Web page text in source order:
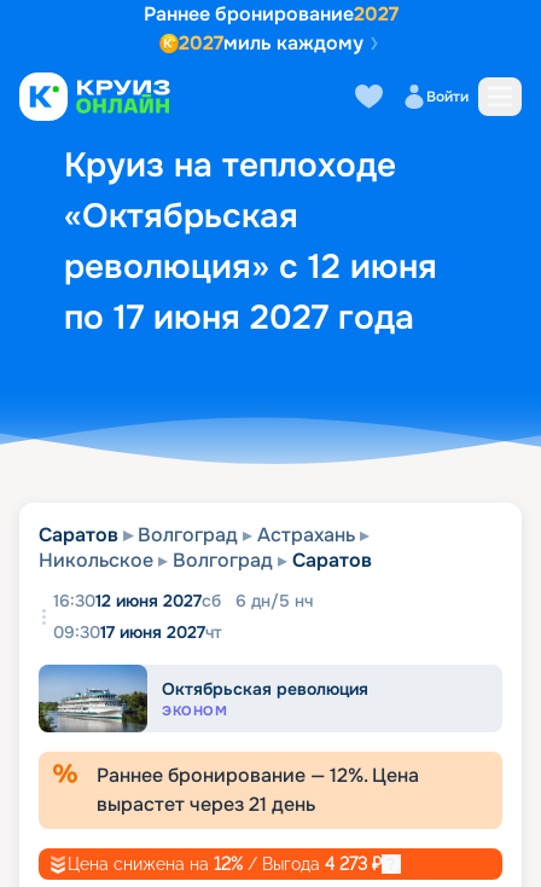
Раннее бронирование2027
2027миль каждому
Войти
Круиз на теплоходе
«Октябрьская
революция» с 12 июня
по 17 июня 2027 года
Выбор кают Маршрут и
Саратов Волгоград
Астрахань
Никольское
Волгоград Саратов
16:3012 июня 2027сб 6 дн/5 нч
09:3017 июня 2027чт
Октябрьская революция
ЭКОНОМ
Раннее бронирование —12%. Цена
вырастет через21 день
Цена снижена на 12% / Выгода 4 273 ₽